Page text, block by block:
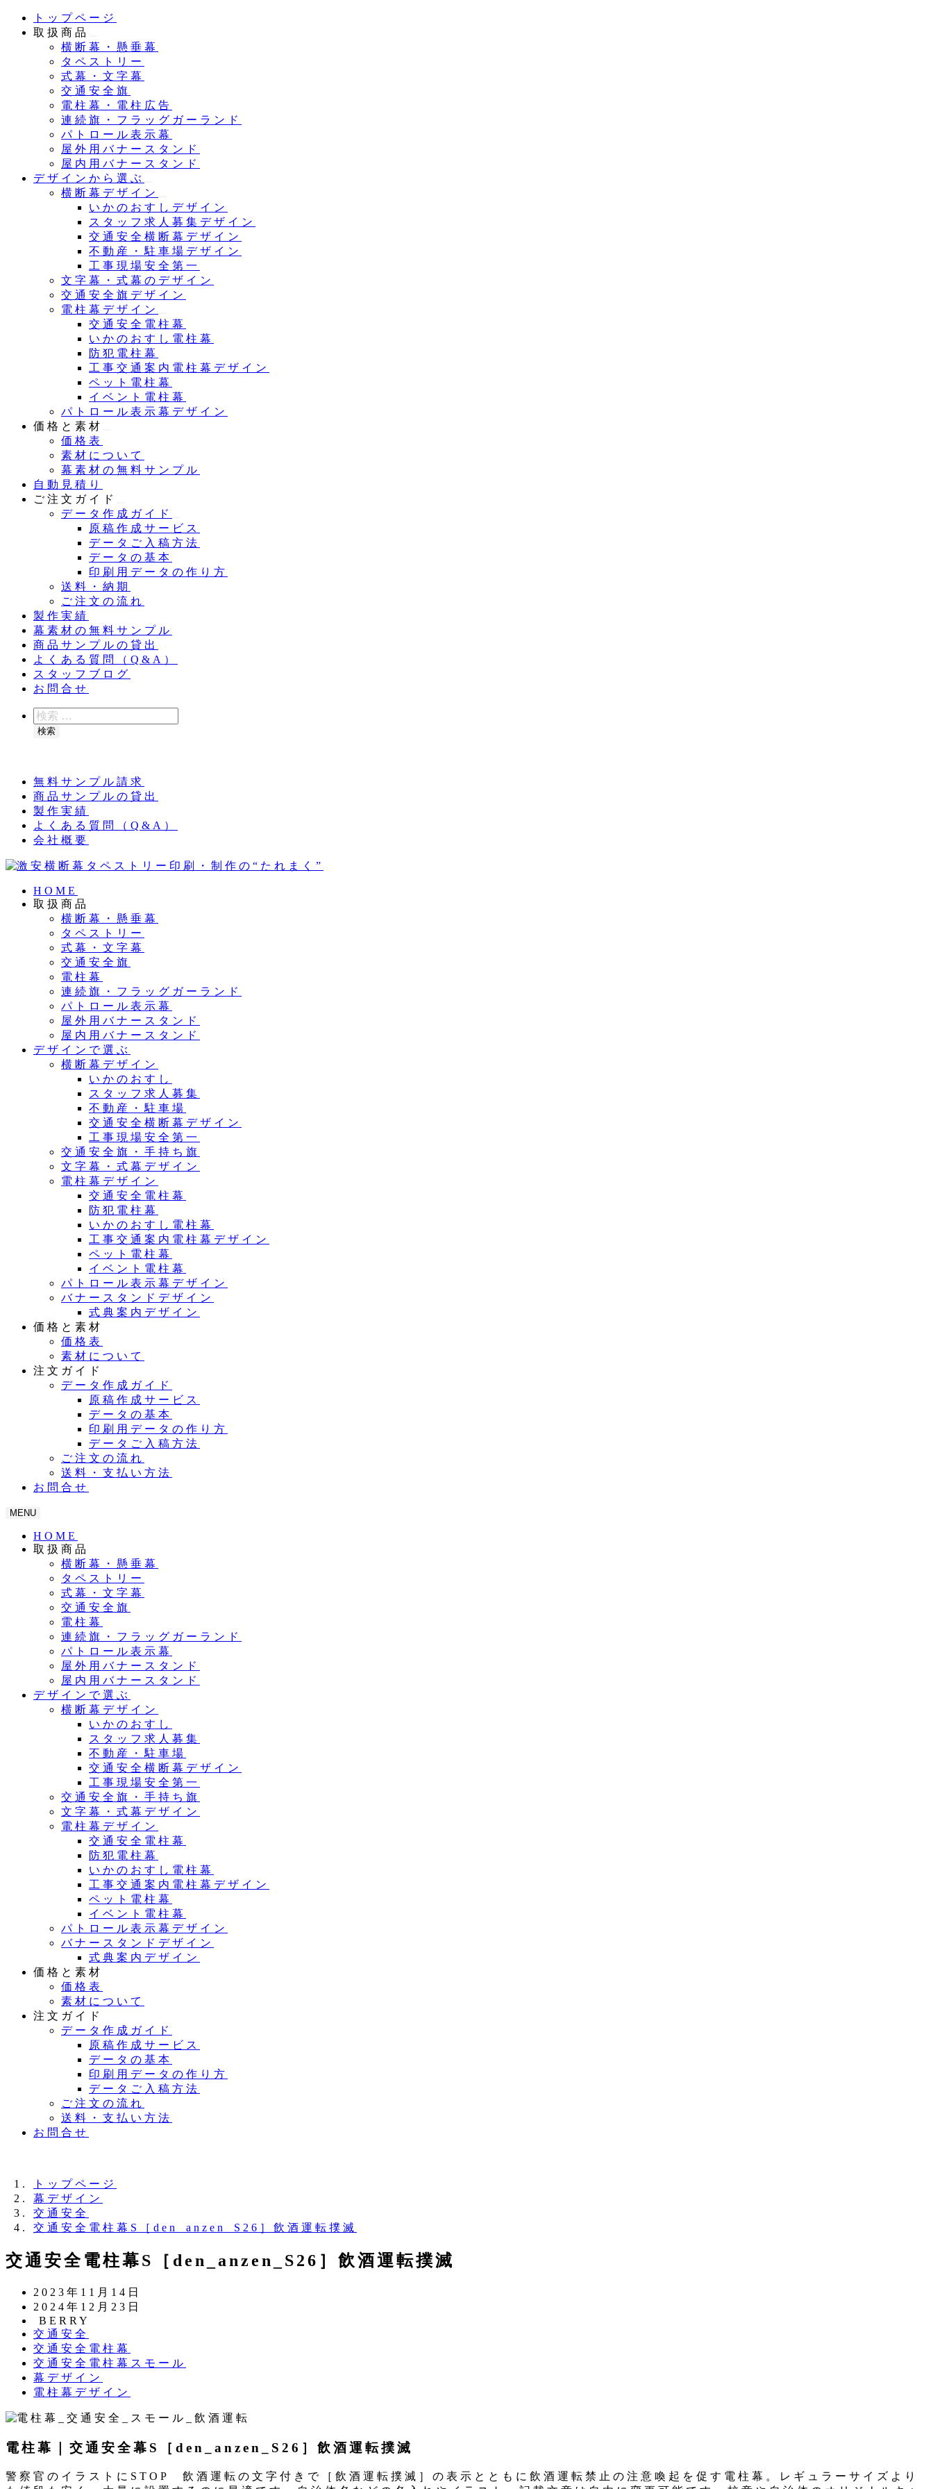
トップページ
取扱商品
横断幕・懸垂幕
タペストリー
式幕・文字幕
交通安全旗
電柱幕・電柱広告
連続旗・フラッグガーランド
パトロール表示幕
屋外用バナースタンド
屋内用バナースタンド
デザインから選ぶ
横断幕デザイン
いかのおすしデザイン
スタッフ求人募集デザイン
交通安全横断幕デザイン
不動産・駐車場デザイン
工事現場安全第一
文字幕・式幕のデザイン
交通安全旗デザイン
電柱幕デザイン
交通安全電柱幕
いかのおすし電柱幕
防犯電柱幕
工事交通案内電柱幕デザイン
ペット電柱幕
イベント電柱幕
パトロール表示幕デザイン
価格と素材
価格表
素材について
幕素材の無料サンプル
自動見積り
ご注文ガイド
データ作成ガイド
原稿作成サービス
データご入稿方法
データの基本
印刷用データの作り方
送料・納期
ご注文の流れ
製作実績
幕素材の無料サンプル
商品サンプルの貸出
よくある質問（Q&A）
スタッフブログ
お問合せ
検
索
検索
無料サンプル請求
商品サンプルの貸出
製作実績
よくある質問（Q&A）
会社概要
HOME
取扱商品
横断幕・懸垂幕
タペストリー
式幕・文字幕
交通安全旗
電柱幕
連続旗・フラッグガーランド
パトロール表示幕
屋外用バナースタンド
屋内用バナースタンド
デザインで選ぶ
横断幕デザイン
いかのおすし
スタッフ求人募集
不動産・駐車場
交通安全横断幕デザイン
工事現場安全第一
交通安全旗・手持ち旗
文字幕・式幕デザイン
電柱幕デザイン
交通安全電柱幕
防犯電柱幕
いかのおすし電柱幕
工事交通案内電柱幕デザイン
ペット電柱幕
イベント電柱幕
パトロール表示幕デザイン
バナースタンドデザイン
式典案内デザイン
価格と素材
価格表
素材について
注文ガイド
データ作成ガイド
原稿作成サービス
データの基本
印刷用データの作り方
データご入稿方法
ご注文の流れ
送料・支払い方法
お問合せ
MENU
HOME
取扱商品
横断幕・懸垂幕
タペストリー
式幕・文字幕
交通安全旗
電柱幕
連続旗・フラッグガーランド
パトロール表示幕
屋外用バナースタンド
屋内用バナースタンド
デザインで選ぶ
横断幕デザイン
いかのおすし
スタッフ求人募集
不動産・駐車場
交通安全横断幕デザイン
工事現場安全第一
交通安全旗・手持ち旗
文字幕・式幕デザイン
電柱幕デザイン
交通安全電柱幕
防犯電柱幕
いかのおすし電柱幕
工事交通案内電柱幕デザイン
ペット電柱幕
イベント電柱幕
パトロール表示幕デザイン
バナースタンドデザイン
式典案内デザイン
価格と素材
価格表
素材について
注文ガイド
データ作成ガイド
原稿作成サービス
データの基本
印刷用データの作り方
データご入稿方法
ご注文の流れ
送料・支払い方法
お問合せ
トップページ
幕デザイン
交通安全
交通安全電柱幕S［den_anzen_S26］飲酒運転撲滅
交通安全電柱幕S［den_anzen_S26］飲酒運転撲滅
投
稿
日
2023年11月14日
更
新
日
2024年12月23日
著
者
BERRY
カ
テ
ゴ
リ
ー
交通安全
カ
テ
ゴ
リ
交通安全電柱幕
カ
テ
ゴ
ー
交通安全電柱幕スモール
カ
テ
リ
幕デザイン
カ
ゴ
ー
電柱幕デザイン
電柱幕｜交通安全幕S［den_anzen_S26］飲酒運転撲滅
警察官のイラストにSTOP 飲酒運転の文字付きで［飲酒運転撲滅］の表示とともに飲酒運転禁止の注意喚起を促す電柱幕。レギュラーサイズより